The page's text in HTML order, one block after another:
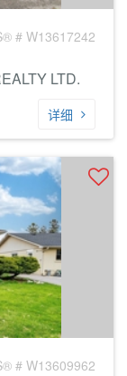
# W13617242
LTD.
详细
# W13609962